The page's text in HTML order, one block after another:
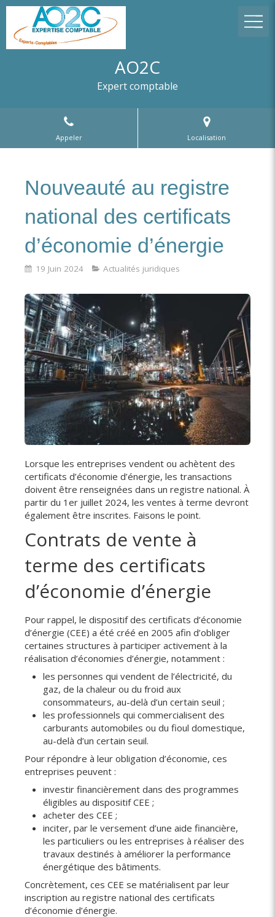
AO2C
Expert comptable
Appeler Localisation
Nouveauté au registre
national des certificats
d’économie d’énergie
19 Juin 2024 Actualités juridiques
Lorsque les entreprises vendent ou achètent des
certificats d’économie d’énergie, les transactions
doivent être renseignées dans un registre national. À
partir du 1er juillet 2024, les ventes à terme devront
également être inscrites. Faisons le point.
Contrats de vente à
terme des certificats
d’économie d’énergie
Pour rappel, le dispositif des certificats d’économie
d’énergie (CEE) a été créé en 2005 afin d’obliger
certaines structures à participer activement à la
réalisation d’économies d’énergie, notamment :
les personnes qui vendent de l’électricité, du
gaz, de la chaleur ou du froid aux
consommateurs, au-delà d’un certain seuil ;
les professionnels qui commercialisent des
carburants automobiles ou du fioul domestique,
au-delà d’un certain seuil.
Pour répondre à leur obligation d’économie, ces
entreprises peuvent :
investir financièrement dans des programmes
éligibles au dispositif CEE ;
acheter des CEE ;
inciter, par le versement d’une aide financière,
les particuliers ou les entreprises à réaliser des
travaux destinés à améliorer la performance
énergétique des bâtiments.
Concrètement, ces CEE se matérialisent par leur
inscription au registre national des certificats
d’économie d’énergie.